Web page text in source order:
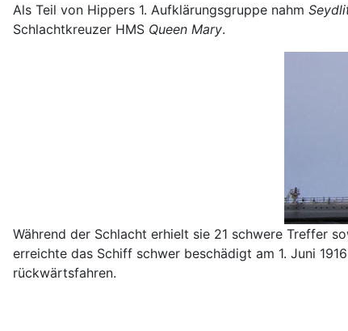
Als Teil von Hippers 1. Aufklärungsgruppe nahm
Schlachtkreuzer HMS Queen Mary.
Während der Schlacht erhielt sie 21 schwere Treffer
erreichte das Schiff schwer beschädigt am 1. Juni
rückwärtsfahren.